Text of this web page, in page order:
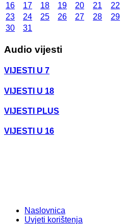
16
17 18 19 20 21
22
23
24 25 26 27 28
29
30
31
Audio vijesti
VIJESTI U 7
VIJESTI U 18
VIJESTI PLUS
VIJESTI U 16
Naslovnica
Uvjeti korištenja